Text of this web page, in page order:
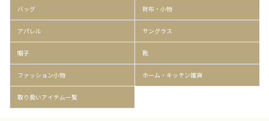
バッグ 財布・小物
アパレル サングラス
帽子 靴
ファッション小物 ホーム・キッチン雑貨
取り扱いアイテム一覧